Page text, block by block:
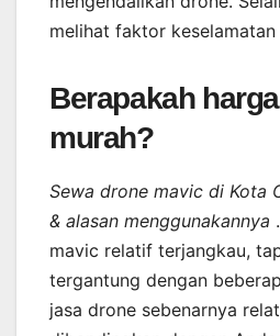
melihat faktor
Berapakah
murah?
Sewa drone mavic di Kota
& alasan menggunakannya
mavic relatif terjangkau,
tergantung dengan
jasa drone sebenarnya